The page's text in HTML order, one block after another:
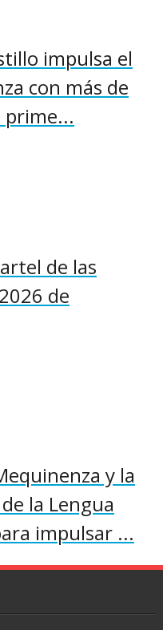
impulsa el
con más de
prime...
de las
de
y la
la Lengua
impulsar ...